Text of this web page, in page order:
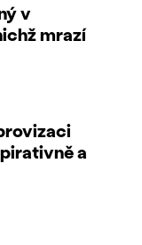
v
mrazí
a